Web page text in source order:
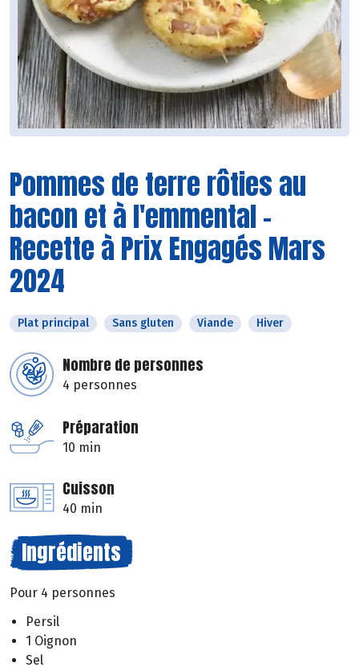
Pommes de terre rôties au
bacon et à l'emmental -
Recette à Prix Engagés Mars
2024
Plat principal Sans gluten Viande Hiver
Nombre de personnes
4 personnes
Préparation
10 min
Cuisson
40 min
Ingrédients
Pour 4 personnes
Persil
1 Oignon
Sel